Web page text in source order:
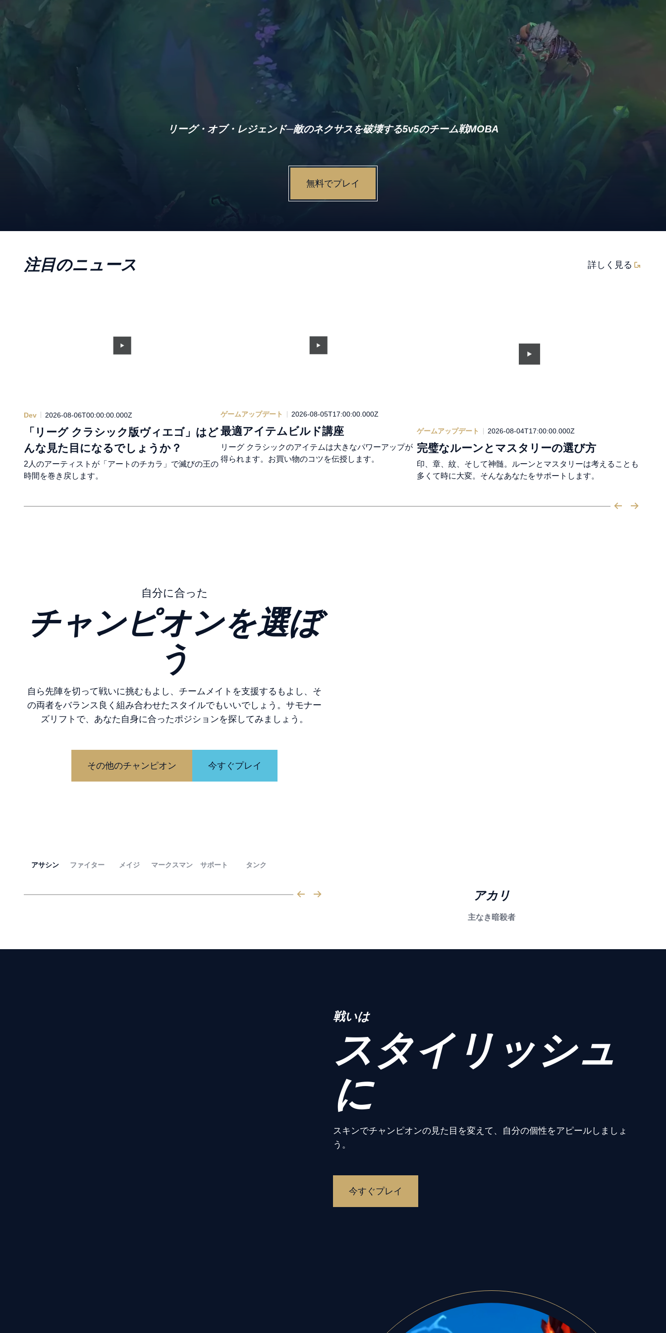
リーグ・オブ・レジェンド─敵のネクサスを破壊する5v5のチーム戦MOBA
無料でプレイ
注目のニュース 詳しく見る
Dev 2026-08-06T00:00:00.000Z
「リーグ クラシック版ヴィエゴ」はど
んな見た目になるでしょうか？
2人のアーティストが「アートのチカラ」で滅びの王の
時間を巻き戻します。
ゲームアップデート 2026-08-05T17:00:00.000Z
最適アイテムビルド講座
リーグ クラシックのアイテムは大きなパワーアップが
得られます。お買い物のコツを伝授します。
ゲームアップデート 2026-08-04T17:00:00.000Z
完璧なルーンとマスタリーの選び方
印、章、紋、そして神髄。ルーンとマスタリーは考えることも
多くて時に大変。そんなあなたをサポートします。
自分に合った
チャンピオンを選ぼ
う
自ら先陣を切って戦いに挑むもよし、チームメイトを支援するもよし、そ
の両者をバランス良く組み合わせたスタイルでもいいでしょう。サモナー
ズリフトで、あなた自身に合ったポジションを探してみましょう。
その他のチャンピオン 今すぐプレイ
アサシン ファイター メイジ マークスマン サポート タンク
アカリ
主なき暗殺者
戦いは
スタイリッシュ
に
スキンでチャンピオンの見た目を変えて、自分の個性をアピールしましょ
う。
今すぐプレイ